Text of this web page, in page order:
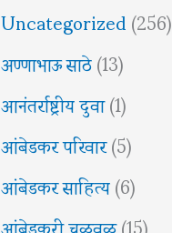
Uncategorized(256)
अण्णाभाऊ साठे(13)
आनंतर्राष्ट्रीय दुवा(1)
आंबेडकर परिवार(5)
आंबेडकर साहित्य(6)